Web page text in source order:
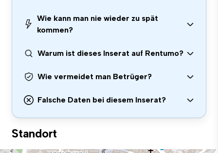
Wie kann man nie wieder zu spät
kommen?
Warum ist dieses Inserat auf Rentumo?
Wie vermeidet man Betrüger?
Falsche Daten bei diesem Inserat?
Standort